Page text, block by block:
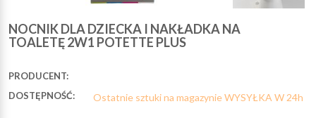
NOCNIK DLA DZIECKA I NAKŁADKA NA
TOALETĘ 2W1 POTETTE PLUS
PRODUCENT:
DOSTĘPNOŚĆ:
Ostatnie sztuki na magazynie WYSYŁKA W 24h